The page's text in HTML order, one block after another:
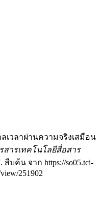
เวลาผ่านความจริงเสมือน
สารเทคโนโลยีสื่อสาร
สืบค้น จาก https://so05.tci-
251902